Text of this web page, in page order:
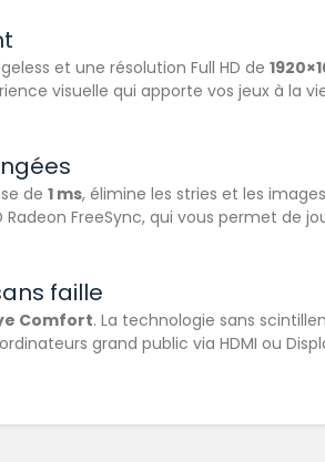
et une résolution Full HD de
visuelle qui apporte vos jeux à la
de 1 ms, élimine les stries et les
FreeSync, qui vous permet de
faille
Comfort. La technologie sans
grand public via HDMI ou